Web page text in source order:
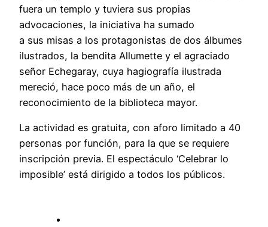
fuera un templo y tuviera sus propias
advocaciones, la iniciativa ha sumado
a sus misas a los protagonistas de dos álbumes
ilustrados, la bendita Allumette y el agraciado
señor Echegaray, cuya hagiografía ilustrada
mereció, hace poco más de un año, el
reconocimiento de la biblioteca mayor.
La actividad es gratuita, con aforo limitado a 40
personas por función, para la que se requiere
inscripción previa. El espectáculo ‘Celebrar lo
imposible’ está dirigido a todos los públicos.